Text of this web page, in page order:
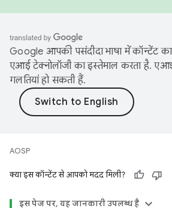
Google आपकी पसंदीदा भाषा में कॉन्टेंट
एआई टेक्नोलॉजी का इस्तेमाल करता है.
गलतियां हो सकती हैं.
AOSP
क्या इस कॉन्टेंट से आपको मदद मिली?
इस पेज पर, यह जानकारी उपलब्ध है